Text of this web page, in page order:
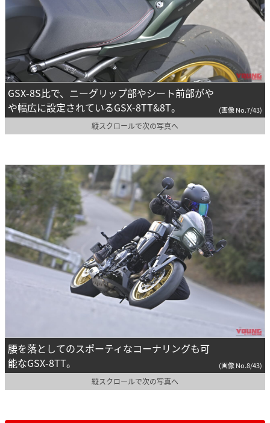
GSX-8S比で、ニーグリップ部やシート前部がや
や幅広に設定されているGSX-8TT&8T。
(画像 No.7/43)
縦スクロールで次の写真へ
腰を落としてのスポーティなコーナリングも可
能なGSX-8TT。
(画像 No.8/43)
縦スクロールで次の写真へ